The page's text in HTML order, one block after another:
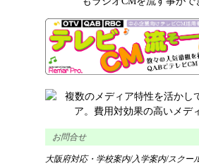
お問合せ
大阪府対応・学校案内/入学案内/スクー